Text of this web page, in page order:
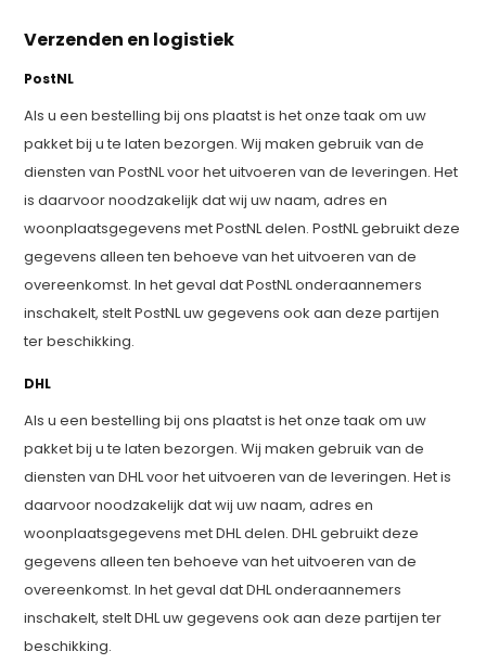
Verzenden en logistiek
PostNL
Als u een bestelling bij ons plaatst is het onze taak om uw
pakket bij u te laten bezorgen. Wij maken gebruik van de
diensten van PostNL voor het uitvoeren van de leveringen. Het
is daarvoor noodzakelijk dat wij uw naam, adres en
woonplaatsgegevens met PostNL delen. PostNL gebruikt deze
gegevens alleen ten behoeve van het uitvoeren van de
overeenkomst. In het geval dat PostNL onderaannemers
inschakelt, stelt PostNL uw gegevens ook aan deze partijen
ter beschikking.
DHL
Als u een bestelling bij ons plaatst is het onze taak om uw
pakket bij u te laten bezorgen. Wij maken gebruik van de
diensten van DHL voor het uitvoeren van de leveringen. Het is
daarvoor noodzakelijk dat wij uw naam, adres en
woonplaatsgegevens met DHL delen. DHL gebruikt deze
gegevens alleen ten behoeve van het uitvoeren van de
overeenkomst. In het geval dat DHL onderaannemers
inschakelt, stelt DHL uw gegevens ook aan deze partijen ter
beschikking.